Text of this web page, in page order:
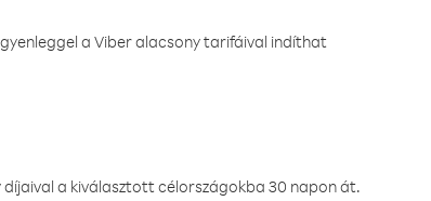
a Viber alacsony tarifáival indíthat
a kiválasztott célországokba 30 napon át.